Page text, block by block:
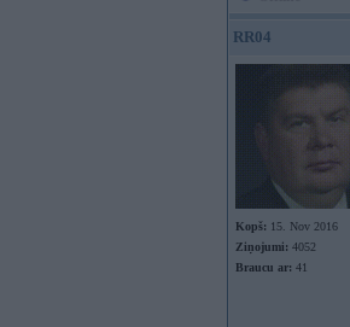
RR04
Kopš: 15. Nov 2016
Ziņojumi: 4052
Braucu ar: 41